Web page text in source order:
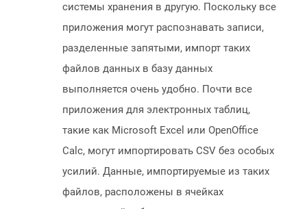
системы хранения в другую. Поскольку все
приложения могут распознавать записи,
разделенные запятыми, импорт таких
файлов данных в базу данных
выполняется очень удобно. Почти все
приложения для электронных таблиц,
такие как Microsoft Excel или OpenOffice
Calc, могут импортировать CSV без особых
усилий. Данные, импортируемые из таких
файлов, расположены в ячейках